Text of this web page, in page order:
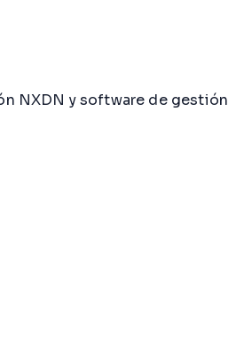
NXDN y software de gestión